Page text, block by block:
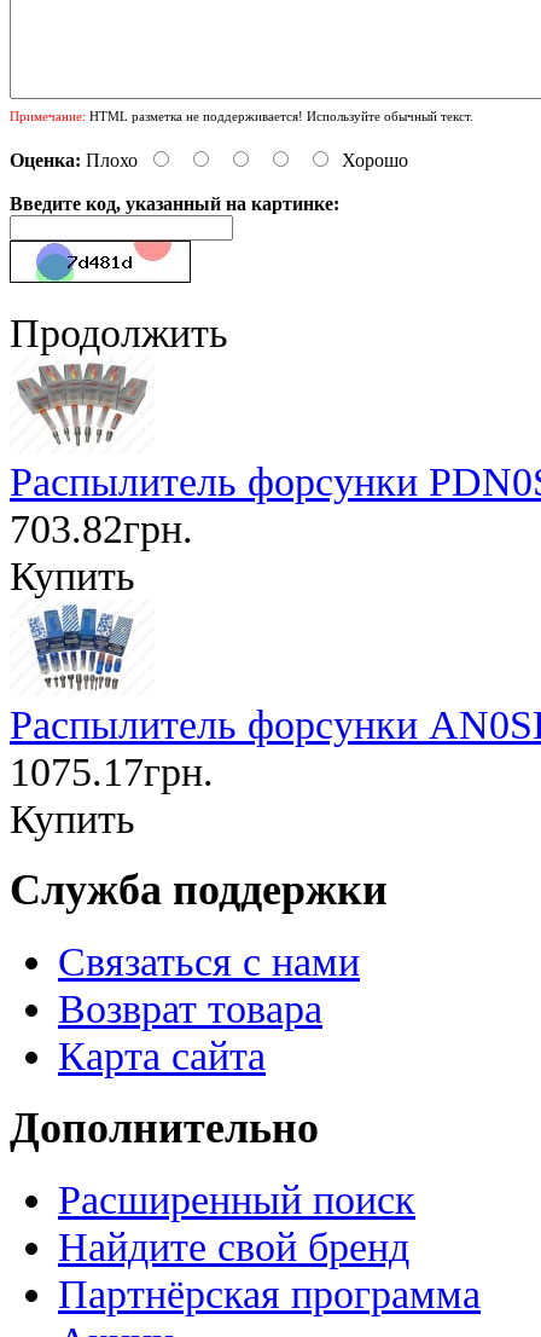
Примечание: HTML разметка не поддерживается! Используйте обычный текст.
Оценка: Плохо Хорошо
Введите код, указанный на картинке:
Продолжить
Распылитель форсунки
703.82грн.
Купить
Распылитель форсунки
1075.17грн.
Купить
Служба поддержки
Связаться с нами
Возврат товара
Карта сайта
Дополнительно
Расширенный поиск
Найдите свой бренд
Партнёрская программа